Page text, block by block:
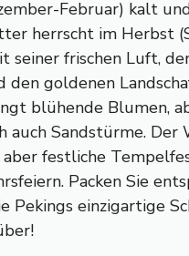
Februar) kalt
herrscht im Herbst
seiner frischen Luft,
den goldenen
blühende Blumen,
auch Sandstürme. Der
festliche
Packen Sie
Pekings einzigartige